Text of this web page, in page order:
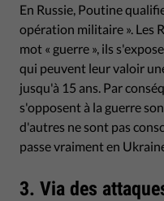
En Russie, Poutine
opération militaire ». Les
mot « guerre », ils
qui peuvent leur valoir
jusqu'à 15 ans. Par
s'opposent à la guerre
d'autres ne sont pas
passe vraiment en
3. Via des